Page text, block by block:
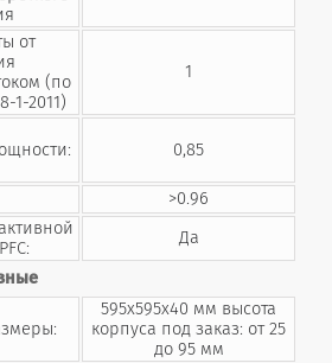
от
(по
1-2011)
1
0,85
>0.96
Да
595x595x40 мм высота
корпуса под заказ: от 25
до 95 мм